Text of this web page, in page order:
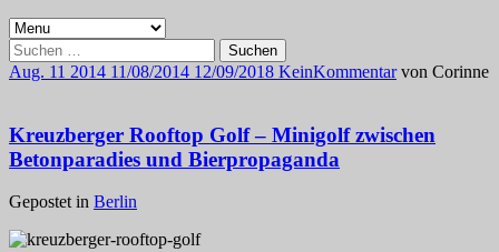
Suchen
nach:
Aug. 11 2014 11/08/2014 12/09/2018 KeinKommentar von Corinne
Kreuzberger Rooftop Golf – Minigolf zwischen
Betonparadies und Bierpropaganda
Gepostet in Berlin